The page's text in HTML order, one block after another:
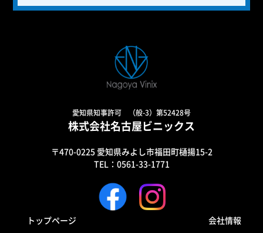
愛知県知事許可 （般-3）第52428号
株式会社名古屋ビニックス
〒470-0225 愛知県みよし市福田町樋揚15-2
TEL：0561-33-1771
トップページ 会社情報